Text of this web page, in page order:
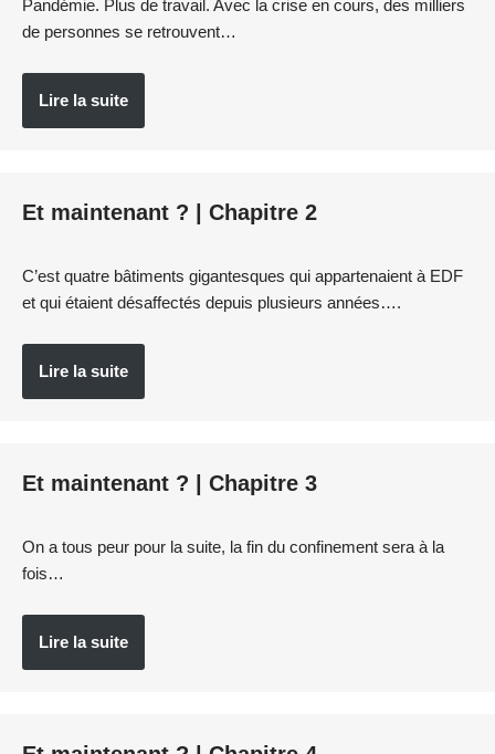
Pandémie. Plus de travail. Avec la crise en cours, des milliers
de personnes se retrouvent…
Lire la suite
Et maintenant ? | Chapitre 2
C’est quatre bâtiments gigantesques qui appartenaient à EDF
et qui étaient désaffectés depuis plusieurs années….
Lire la suite
Et maintenant ? | Chapitre 3
On a tous peur pour la suite, la fin du confinement sera à la
fois…
Lire la suite